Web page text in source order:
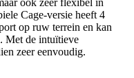
ook zeer flexibel in
Cage-versie heeft 4
op ruw terrein en kan
Met de intuïtieve
zeer eenvoudig.